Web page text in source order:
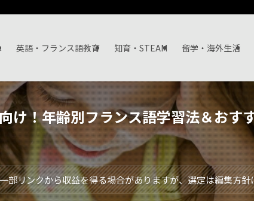
英語・フランス語教育 知育・STEAM 留学・海外生活
け！年齢別フランス語学習法＆おす
部リンクから収益を得る場合がありますが、選定は編集方